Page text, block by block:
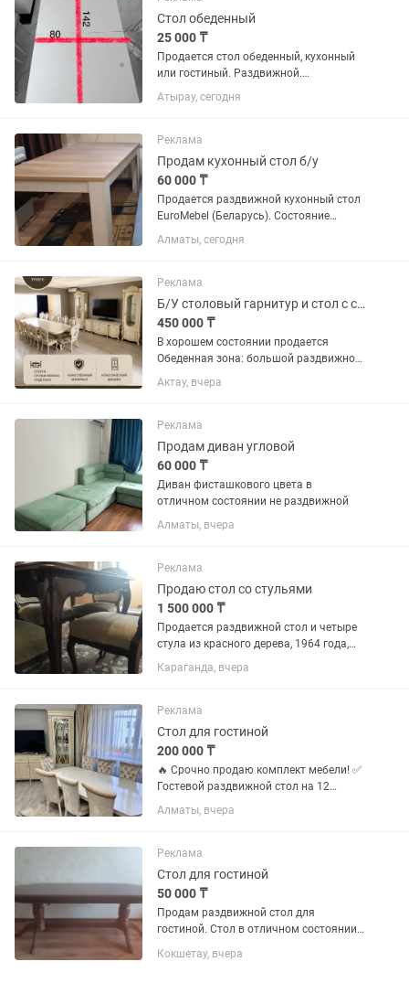
Стол обеденный
25 000 ₸
Продается стол обеденный, кухонный
или гостиный. Раздвижной.
Компактный. Есть небольшое пятно на
поверхности, не стирается. В хорошем
Атырау, сегодня
Реклама
Продам кухонный стол б/у
60 000 ₸
Продается раздвижной кухонный стол
EuroMebel (Беларусь). Состояние
отличное. Без каких-либо дефектов.
Раздвижной механизм полностью
разложенном виде: 200 см ...
Алматы, сегодня
Реклама
Б/У столовый гарнитур и стол с стульями
450 000 ₸
В хорошем состоянии продается
Обеденная зона: большой раздвижной
столовый стол и комплект мягких
стульев с резными спинками (10–12
телевизор (медиа-консоль). Зоны...
Актау, вчера
Реклама
Продам диван угловой
60 000 ₸
Диван фисташкового цвета в
отличном состоянии не раздвижной
Алматы, вчера
Реклама
Продаю стол со стульями
1 500 000 ₸
Продается раздвижной стол и четыре
стула из красного дерева, 1964 года,
торг
Караганда, вчера
Реклама
Стол для гостиной
200 000 ₸
🔥 Срочно продаю комплект мебели! ✅
Гостевой раздвижной стол на 12
персон ✅ Комплект стульев ✅ Кушетка
✅ Диван
Алматы, вчера
Реклама
Стол для гостиной
50 000 ₸
Продам раздвижной стол для
гостиной. Стол в отличном состоянии,
Надежный раздвижной механизм,
Кокшетау, вчера